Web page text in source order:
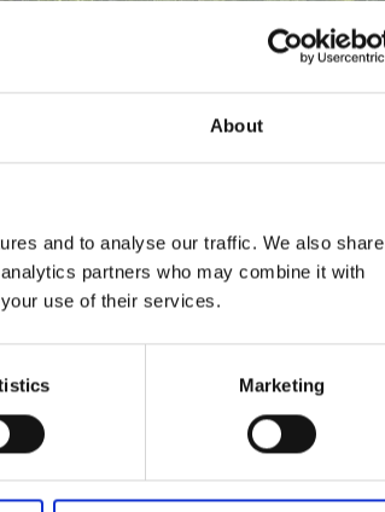
About
and to analyse our traffic. We also share
partners who may combine it with
use of their services.
Marketing
IN DALSLAND